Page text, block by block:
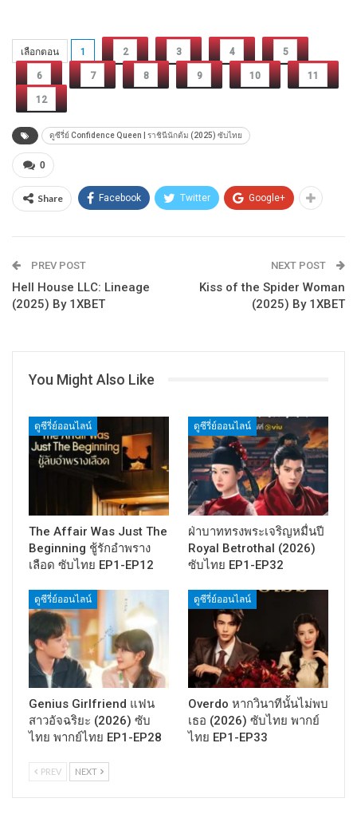
เลือกตอน 1 2 3 4 5
6 7 8 9 10 11
12
ดูซีรี่ย์ Confidence Queen | ราชินีนักต้ม (2025) ซับไทย
0
Share Facebook Twitter Google+
PREV POST
Hell House LLC: Lineage
(2025) By 1XBET
NEXT POST
Kiss of the Spider Woman
(2025) By 1XBET
You Might Also Like
ดูซีรี่ย์ออนไลน์
The Affair Was Just The
Beginning ชู้รักอำพราง
เลือด ซับไทย EP1-EP12
ดูซีรี่ย์ออนไลน์
ฝ่าบาททรงพระเจริญหมื่นปี
Royal Betrothal (2026)
ซับไทย EP1-EP32
ดูซีรี่ย์ออนไลน์
Genius Girlfriend แฟน
สาวอัจฉริยะ (2026) ซับ
ไทย พากย์ไทย EP1-EP28
ดูซีรี่ย์ออนไลน์
Overdo หากวินาทีนั้นไม่พบ
เธอ (2026) ซับไทย พากย์
ไทย EP1-EP33
PREV NEXT